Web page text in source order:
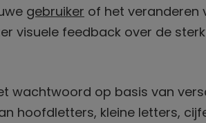
gebruiker of het veranderen
visuele feedback over de
wachtwoord op basis van
hoofdletters, kleine letters,